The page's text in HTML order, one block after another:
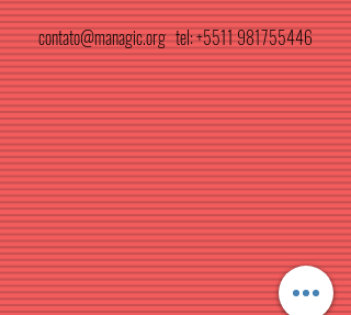
contato@managic.orgtel:+5511 981755446